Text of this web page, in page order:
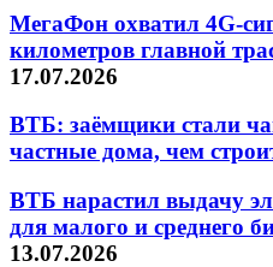
МегаФон охватил 4G-
километров главной
17.07.2026
ВТБ: заёмщики стали
частные дома, чем
ВТБ нарастил выдачу
для малого и среднего
13.07.2026